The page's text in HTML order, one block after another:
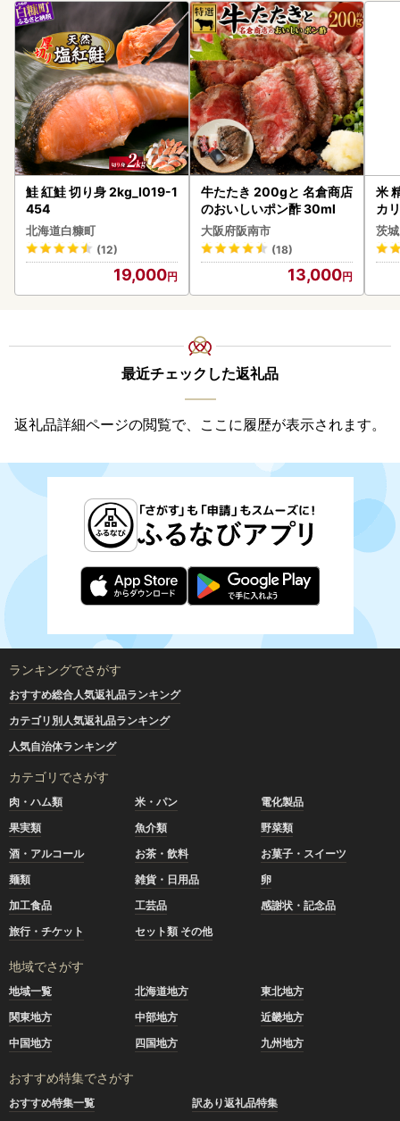
鮭 紅鮭 切り身 2kg_I019-1
454
北海道白糠町
(12)
19,000
牛たたき 200gと 名倉商店
のおいしいポン酢 30ml
大阪府阪南市
(18)
13,000
米
カ
茨
最近チェックした返礼品
返礼品詳細ページの閲覧で、ここに履歴が表示されます。
ランキングでさがす
おすすめ総合人気返礼品ランキング
カテゴリ別人気返礼品ランキング
人気自治体ランキング
カテゴリでさがす
肉・ハム類 米・パン
電化製品
果実類
魚介類
野菜類
酒・アルコール
お茶・飲料
お菓子・スイーツ
麺類
雑貨・日用品
卵
加工食品
工芸品
感謝状・記念品
旅行・チケット
セット類 その他
地域でさがす
地域一覧 北海道地方
東北地方
関東地方
中部地方
近畿地方
中国地方
四国地方 九州地方
おすすめ特集でさがす
おすすめ特集一覧
訳あり返礼品特集